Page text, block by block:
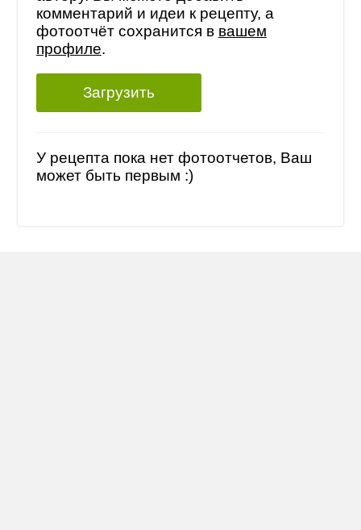
комментарий и идеи к рецепту, а
фотоотчёт сохранится в вашем
профиле.
Загрузить
У рецепта пока нет фотоотчетов, Ваш
может быть первым :)